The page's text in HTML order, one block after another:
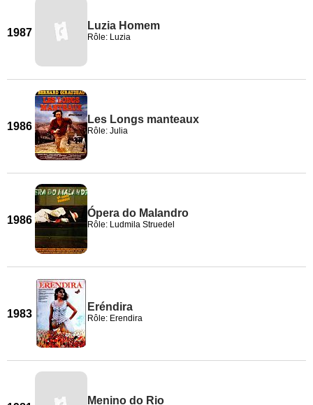
1987
Luzia Homem
Rôle: Luzia
1986
Les Longs manteaux
Rôle: Julia
1986
Ópera do Malandro
Rôle: Ludmila Struedel
1983
Eréndira
Rôle: Erendira
Menino do Rio